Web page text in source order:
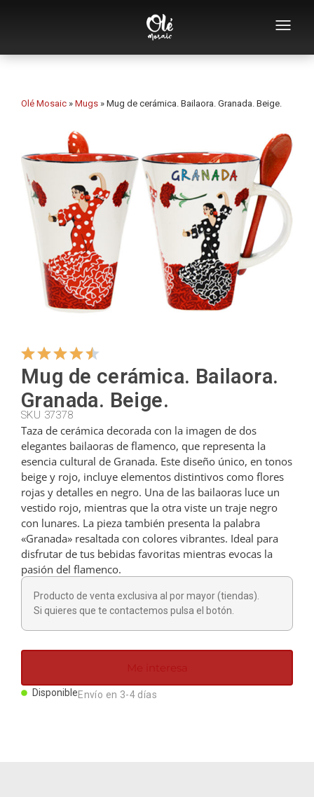
Empresa
Souvenirs por categoría
Abridores
Tazas
Bols
Ceniceros
Colgadores
Cortadores
Cucharillas
Cucharones
Dedales
Figuras
Llaveros
Olé Mosaic » Mugs » Mug de cerámica. Bailaora. Granada. Beige.
Mug de cerámica. Bailaora.
Granada. Beige.
SKU 37378
Taza de cerámica decorada con la imagen de dos
elegantes bailaoras de flamenco, que representa la
esencia cultural de Granada. Este diseño único, en tonos
beige y rojo, incluye elementos distintivos como flores
rojas y detalles en negro. Una de las bailaoras luce un
vestido rojo, mientras que la otra viste un traje negro
con lunares. La pieza también presenta la palabra
«Granada» resaltada con colores vibrantes. Ideal para
disfrutar de tus bebidas favoritas mientras evocas la
pasión del flamenco.
Producto de venta exclusiva al por mayor (tiendas).
Si quieres que te contactemos pulsa el botón.
Me interesa
DisponibleEnvío en 3-4 días